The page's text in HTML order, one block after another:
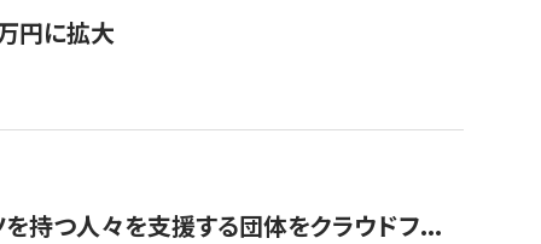
円に拡大
持つ人々を支援する団体をクラウドフ...